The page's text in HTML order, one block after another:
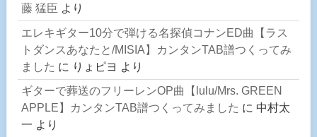
藤 猛臣 より
エレキギター10分で弾ける名探偵コナンED曲【ラス
トダンスあなたと/MISIA】カンタンTAB譜つくってみ
ました に りょピヨ より
ギターで葬送のフリーレンOP曲【lulu/Mrs. GREEN
APPLE】カンタンTAB譜つくってみました に 中村太
一 より